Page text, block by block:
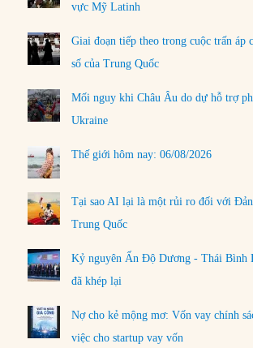
vực Mỹ Latinh
Giai đoạn tiếp theo trong cuộc trấn áp
số của Trung Quốc
Mối nguy khi Châu Âu do dự hỗ trợ
Ukraine
Thế giới hôm nay: 06/08/2026
Tại sao AI lại là một rủi ro đối với
Trung Quốc
Kỷ nguyên Ấn Độ Dương - Thái Bình
đã khép lại
Nợ cho kẻ mộng mơ: Vốn vay chính
việc cho startup vay vốn